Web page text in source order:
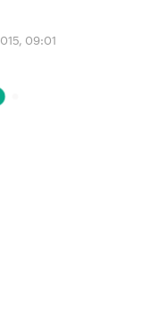
09:01